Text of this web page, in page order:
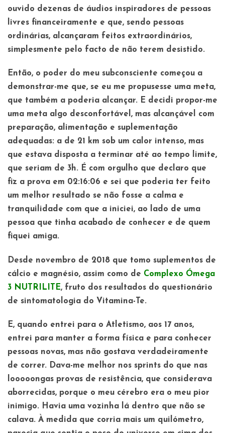
ouvido dezenas de áudios inspiradores de pessoas
livres financeiramente e que, sendo pessoas
ordinárias, alcançaram feitos extraordinários,
simplesmente pelo facto de não terem desistido.
Então, o poder do meu subconsciente começou a
demonstrar-me que, se eu me propusesse uma meta,
que também a poderia alcançar. E decidi propor-me
uma meta algo desconfortável, mas alcançável com
preparação, alimentação e suplementação
adequadas: a de 21 km sob um calor intenso, mas
que estava disposta a terminar até ao tempo limite,
que seriam de 3h. É com orgulho que declaro que
fiz a prova em 02:16:06 e sei que poderia ter feito
um melhor resultado se não fosse a calma e
tranquilidade com que a iniciei, ao lado de uma
pessoa que tinha acabado de conhecer e de quem
fiquei amiga.
Desde novembro de 2018 que tomo suplementos de
cálcio e magnésio, assim como de Complexo Ómega
3 NUTRILITE, fruto dos resultados do questionário
de sintomatologia do Vitamina-Te.
E, quando entrei para o Atletismo, aos 17 anos,
entrei para manter a forma física e para conhecer
pessoas novas, mas não gostava verdadeiramente
de correr. Dava-me melhor nos sprints do que nas
looooongas provas de resistência, que considerava
aborrecidas, porque o meu cérebro era o meu pior
inimigo. Havia uma vozinha lá dentro que não se
calava. À medida que corria mais um quilómetro,